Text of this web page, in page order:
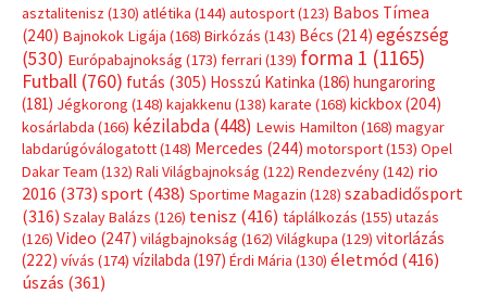
asztalitenisz (130) atlétika (144) autosport(123) Babos Tímea
(240) Bajnokok Ligája (168) Birkózás (143) Bécs (214) egészség
(530) Európabajnokság (173) ferrari (139) forma 1 (1165)
Futball (760) futás (305) Hosszú Katinka (186) hungaroring
(181) Jégkorong (148) kajakkenu (138) karate (168) kickbox(204)
kosárlabda (166) kézilabda(448) Lewis Hamilton (168) magyar
labdarúgóválogatott(148) Mercedes (244) motorsport(153) Opel
Dakar Team (132) Rali Világbajnokság (122) Rendezvény(142) rio
2016 (373) sport(438) Sportime Magazin (128) szabadidősport
(316) Szalay Balázs (126) tenisz (416) táplálkozás (155) utazás
(126) Video (247) világbajnokság (162) Világkupa (129) vitorlázás
(222) vívás (174) vízilabda (197) Érdi Mária (130) életmód(416)
úszás (361)